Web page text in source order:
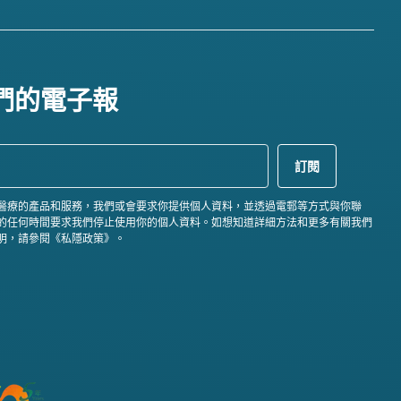
的電子報
療的產品和服務，我們或會要求你提供個人資料，並透過電郵等方式與你聯
任何時間要求我們停止使用你的個人資料。如想知道詳細方法和更多有關我們
，請參閱《私隱政策》。